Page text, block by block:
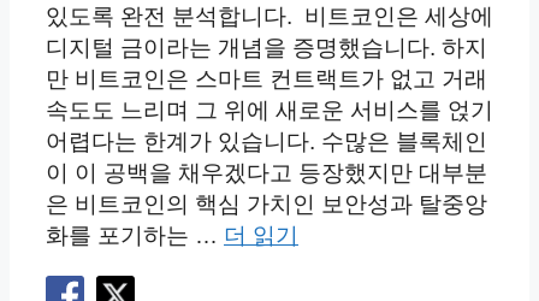
있도록 완전 분석합니다. 비트코인은 세상에
디지털 금이라는 개념을 증명했습니다. 하지
만 비트코인은 스마트 컨트랙트가 없고 거래
속도도 느리며 그 위에 새로운 서비스를 얹기
어렵다는 한계가 있습니다. 수많은 블록체인
이 이 공백을 채우겠다고 등장했지만 대부분
은 비트코인의 핵심 가치인 보안성과 탈중앙
화를 포기하는 … 더 읽기